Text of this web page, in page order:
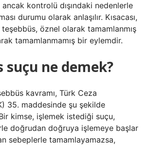
kontrolü dışındaki nedenlerle
durumu olarak anlaşılır. Kısacası,
öznel olarak tamamlanmış
tamamlanmamış bir eylemdir.
suçu ne demek?
kavramı, Türk Ceza
35. maddesinde şu şekilde
kimse, işlemek istediği suçu,
doğrudan doğruya işlemeye başlar
sebeplerle tamamlayamazsa,